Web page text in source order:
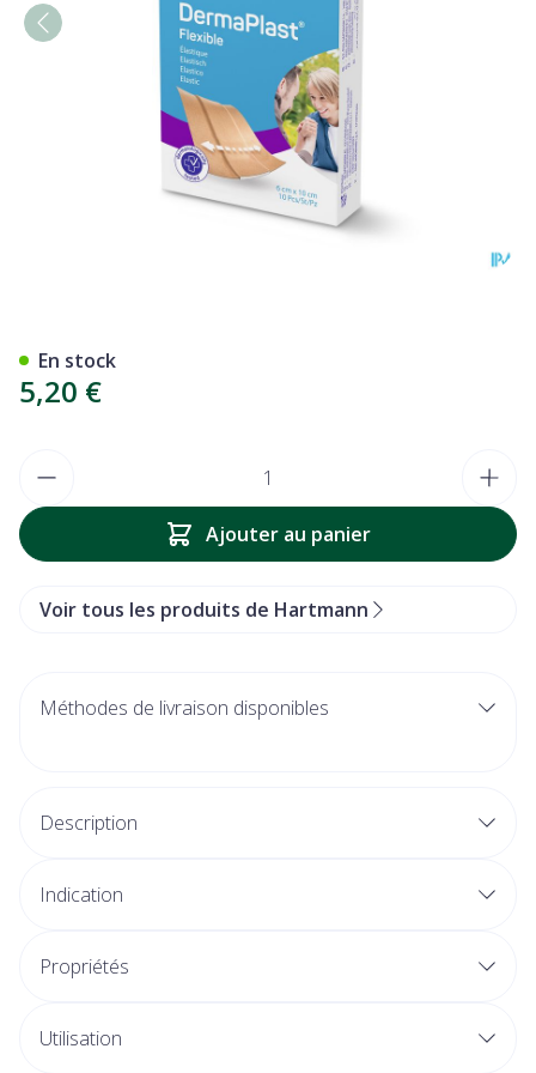
5,20 €
Ajouter au panier
En stock
Voir tous les produits de Hartmann
Méthodes de livraison disponibles
Description
Indication
Propriétés
Utilisation